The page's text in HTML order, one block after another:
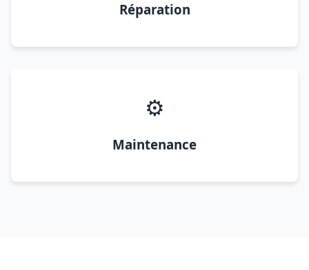
Réparation
⚙️
Maintenance